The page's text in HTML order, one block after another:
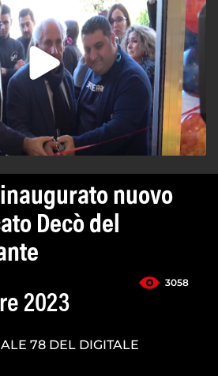
nuovo
Decò del
3058
2023
78 DEL DIGITALE